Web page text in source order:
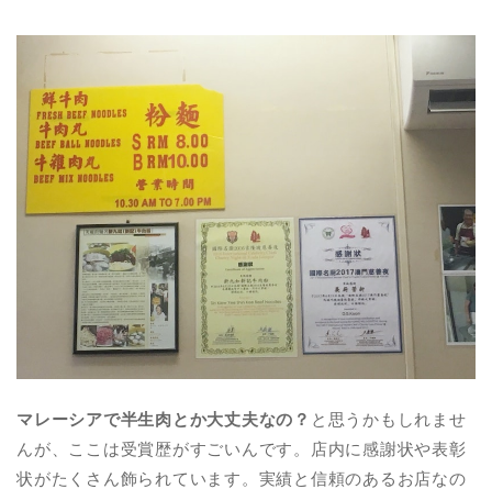
マレーシアで半生肉とか大丈夫なの？ と思うかもしれませ
んが、ここは受賞歴がすごいんです。店内に感謝状や表彰
状がたくさん飾られています。実績と信頼のあるお店なの